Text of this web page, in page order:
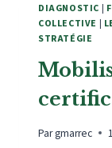
DIAGNOSTIC |
COLLECTIVE |
STRATÉGIE
Pargmarrec